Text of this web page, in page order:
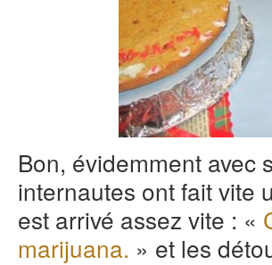
Bon, évidemment avec
internautes ont fait vite
est arrivé assez vite : «
marijuana. » et les